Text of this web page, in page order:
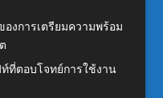
งการเตรียมความพร้อม
ที่ตอบโจทย์การใช้งาน